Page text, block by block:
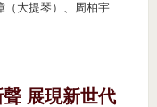
（大提琴）、周柏宇
展現新世代